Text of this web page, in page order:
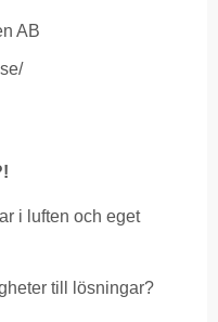
AB
i luften och eget
till lösningar?